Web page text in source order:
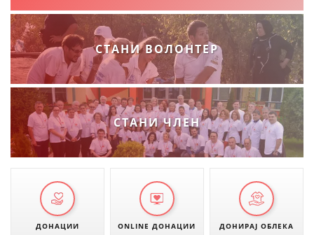
СТАНИ ВОЛОНТЕР
СТАНИ ЧЛЕН
ДОНАЦИИ ONLINE ДОНАЦИИ ДОНИРАЈ ОБЛЕКА